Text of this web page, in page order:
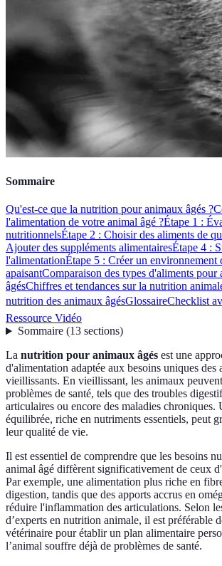
Sommaire
Qu'est-ce que la nutrition pour animaux âgés ?
l'alimentation de votre animal âgé ?Étape 1 :
nutritionnelsÉtape 2 : Choisir des aliments de
Ajouter des suppléments alimentairesÉtape 4 :
l'alimentationÉtape 5 : Créer un environnement
apaisantComparaison des types d'aliments pour
âgésChiffres et tendances sur la nutrition
nutrition des animaux âgésGlossaireChecklist
Ressource Vidéo
Sommaire(13 sections)
La nutrition pour animaux âgés est une
d'alimentation adaptée aux besoins uniques des
vieillissants. En vieillissant, les animaux
problèmes de santé, tels que des troubles
articulaires ou encore des maladies chroniques.
équilibrée, riche en nutriments essentiels, peut
leur qualité de vie.
Il est essentiel de comprendre que les besoins
animal âgé diffèrent significativement de ceux
Par exemple, une alimentation plus riche en
digestion, tandis que des apports accrus en
réduire l'inflammation des articulations. Selon
d’experts en nutrition animale, il est préférable
vétérinaire pour établir un plan alimentaire
l’animal souffre déjà de problèmes de santé.